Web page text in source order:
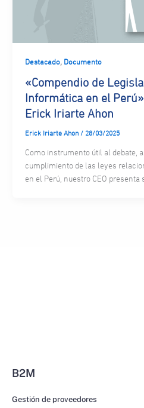
Destacado, Documento
«Compendio de
Informática en el
Erick Iriarte Ahon
Erick Iriarte Ahon / 28/03/2025
Como instrumento útil al debate,
cumplimiento de las leyes
en el Perú, nuestro CEO presenta
B2M
Gestión de proveedores